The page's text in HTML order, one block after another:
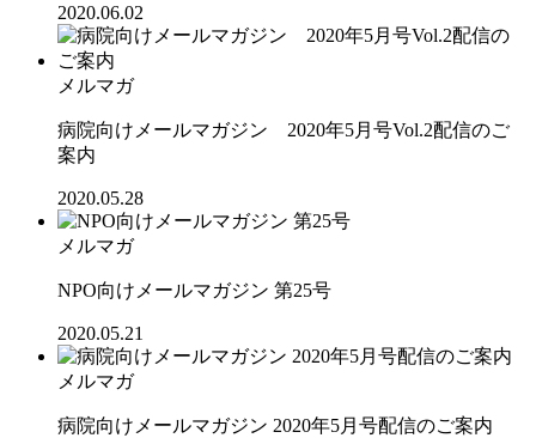
2020.06.02
メルマガ
病院向けメールマガジン 2020年5月号Vol.2配信のご
案内
2020.05.28
メルマガ
NPO向けメールマガジン 第25号
2020.05.21
メルマガ
病院向けメールマガジン 2020年5月号配信のご案内